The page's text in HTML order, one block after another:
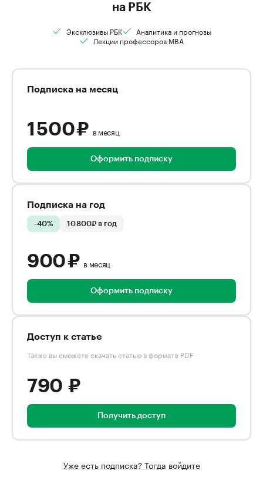
на РБК
Эксклюзивы РБК
Аналитика и прогнозы
Лекции профессоров MBA
Подписка на месяц
1 500 ₽ в месяц
Оформить подписку
Подписка на год
-40% 10 800₽ в год
900 ₽ в месяц
Оформить подписку
Доступ к статье
Также вы сможете скачать статью в формате PDF
790 ₽
Получить доступ
Уже есть подписка? Тогда войдите